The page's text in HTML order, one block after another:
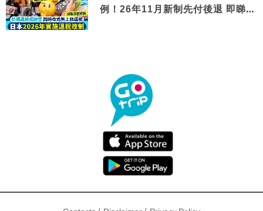
例！26年11月新制先付後退 即睇步